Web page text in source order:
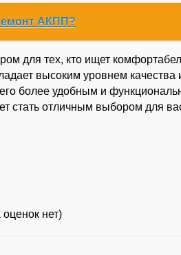
АКПП?
для тех, кто ищет
высоким уровнем качества
более удобным и
стать отличным выбором для
оценок нет)